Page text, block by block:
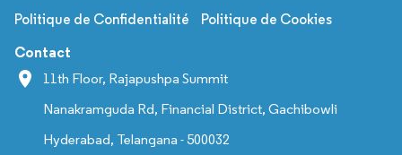
Politique de Confidentialité Politique de Cookies
Contact
11th Floor, Rajapushpa Summit
Nanakramguda Rd, Financial District, Gachibowli
Hyderabad, Telangana - 500032